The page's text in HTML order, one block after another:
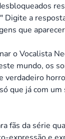
" Digite a
que
o Vocalista
mundo, os
verdadeiro
que já com
fãs da série